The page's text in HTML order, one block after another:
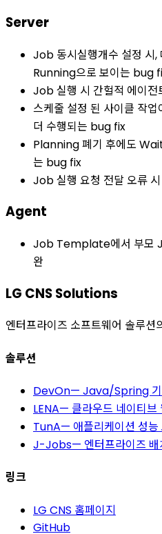
Server
Job 동시실행개수 설정 시
Running으로 보이는 bug
Job 실행 시 간헐적 에이
스케줄 설정 된 사이클 작
더 수행되는 bug fix
Planning 폐기 후에도
는 bug fix
Job 실행 요청 전달 오류
Agent
Job Template에서 부모
완
LG CNS Solutions
엔터프라이즈 소프트웨어 솔루션
솔루션
DevOn— Java/Spring 기
LENA— 클라우드 네이티브
TunA— 애플리케이션 성
J-Jobs— 엔터프라이즈
링크
LG CNS 홈페이지
GitHub